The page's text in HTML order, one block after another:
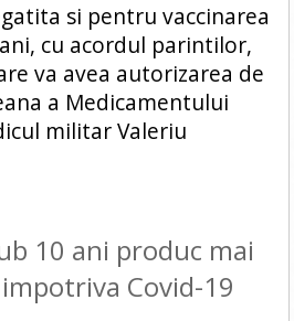
si pentru vaccinarea
cu acordul parintilor,
va avea autorizarea de
a Medicamentului
militar Valeriu
10 ani produc mai
Covid-19